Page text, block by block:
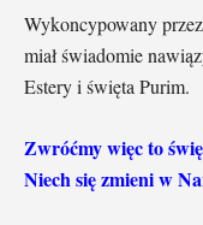
Wykoncypowany
miał świadomie
Estery i święta Purim.
Zwróćmy więc to
Niech się zmieni w